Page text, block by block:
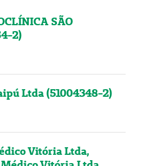
SÃO
2)
Ltda (51004348-2)
Vitória Ltda,